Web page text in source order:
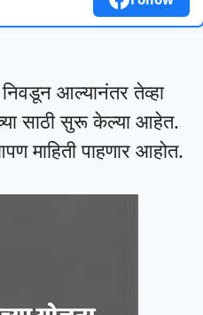
आल्यानंतर तेव्हा
साठी सुरू केल्या आहेत.
माहिती पाहणार आहोत.